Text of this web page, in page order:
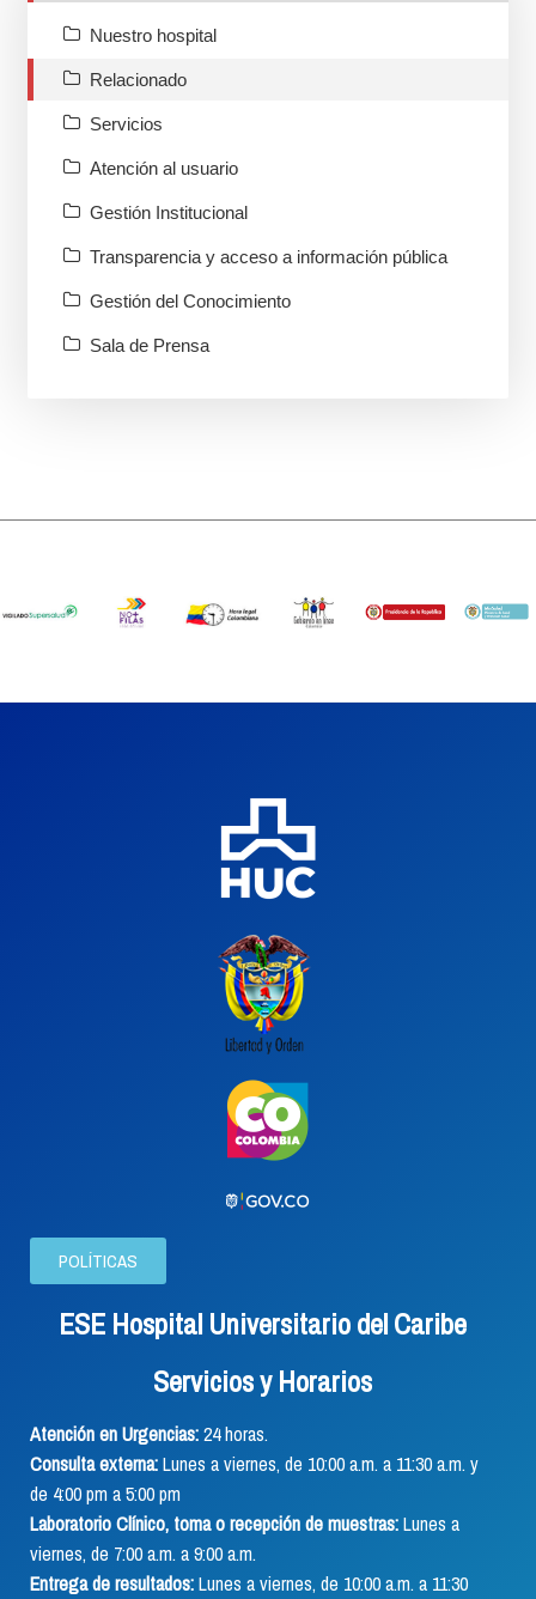
Nuestro hospital
Relacionado
Servicios
Atención al usuario
Gestión Institucional
Transparencia y acceso a información pública
Gestión del Conocimiento
Sala de Prensa
POLÍTICAS
ESE Hospital Universitario del Caribe
Servicios y Horarios
Atención en Urgencias:24 horas.
Consulta externa:Lunes a viernes, de 10:00 a.m. a 11:30 a.m. y
de 4:00 pm a 5:00 pm
Laboratorio Clínico, toma o recepción de muestras:Lunes a
viernes, de 7:00 a.m. a 9:00 a.m.
Entrega de resultados:Lunes a viernes, de 10:00 a.m. a 11:30